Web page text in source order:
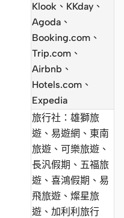
Klook、KKday、
Agoda、
Booking.com、
Trip.com、
Airbnb、
Hotels.com、
Expedia
旅行社：雄獅旅
遊、易遊網、東南
旅遊、可樂旅遊、
長汎假期、五福旅
遊、喜鴻假期、易
飛旅遊、燦星旅
遊、加利利旅行